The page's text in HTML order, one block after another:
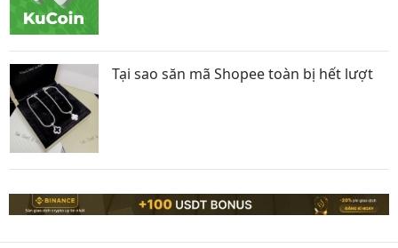
Tại sao săn mã Shopee toàn bị hết lượt